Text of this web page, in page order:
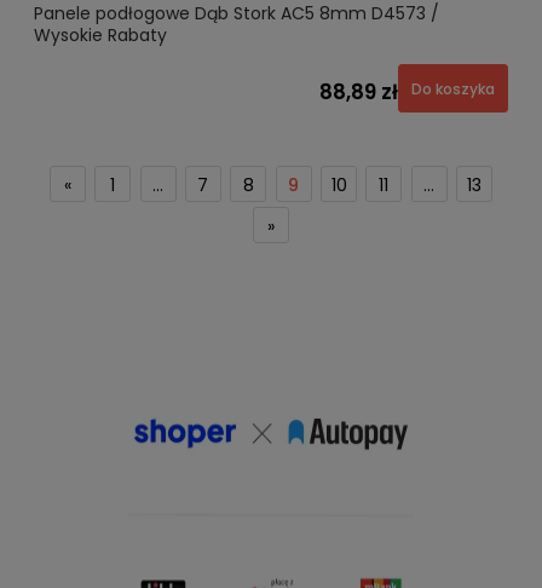
Panele podłogowe Dąb Stork AC5 8mm D4573 /
Wysokie Rabaty
88,89 zł Do koszyka
« 1 ... 7 8 9 10 11 ...
13
»